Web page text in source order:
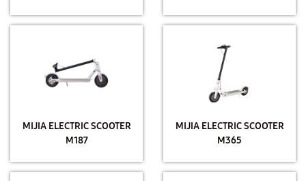
MIJIA ELECTRIC SCOOTER
M187
MIJIA ELECTRIC SCOOTER
M365